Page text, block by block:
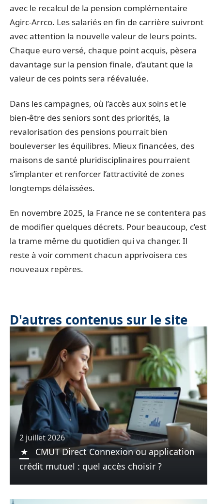
avec le recalcul de la pension complémentaire
Agirc-Arrco. Les salariés en fin de carrière suivront
avec attention la nouvelle valeur de leurs points.
Chaque euro versé, chaque point acquis, pèsera
davantage sur la pension finale, d’autant que la
valeur de ces points sera réévaluée.
Dans les campagnes, où l’accès aux soins et le
bien-être des seniors sont des priorités, la
revalorisation des pensions pourrait bien
bouleverser les équilibres. Mieux financées, des
maisons de santé pluridisciplinaires pourraient
s’implanter et renforcer l’attractivité de zones
longtemps délaissées.
En novembre 2025, la France ne se contentera pas
de modifier quelques décrets. Pour beaucoup, c’est
la trame même du quotidien qui va changer. Il
reste à voir comment chacun apprivoisera ces
nouveaux repères.
D'autres contenus sur le site
2 juillet 2026
CMUT Direct Connexion ou application
crédit mutuel : quel accès choisir ?